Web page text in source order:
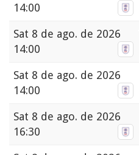
14:00
Sat 8 de ago. de 2026
14:00
Sat 8 de ago. de 2026
14:00
Sat 8 de ago. de 2026
16:30